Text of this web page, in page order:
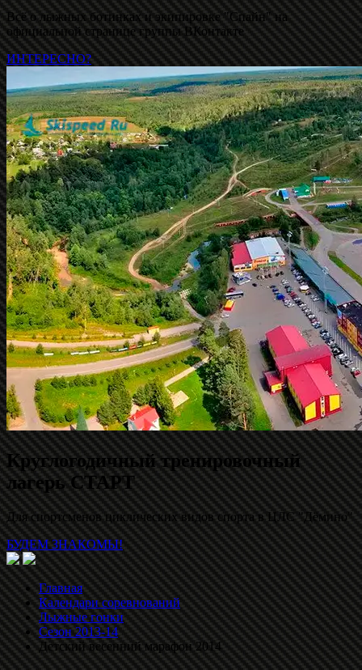
Всё о лыжных ботинках и экипировке "Спайн" на
официальной странице группы ВКонтакте
ИНТЕРЕСНО?
Круглогодичный тренировочный
лагерь СТАРТ
Для спортсменов циклических видов спорта в ЦЛС "Дёмино"
БУДЕМ ЗНАКОМЫ!
Главная
Календари соревнований
Лыжные гонки
Сезон 2013-14
Детский весенний марафон 2014